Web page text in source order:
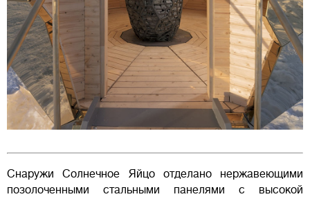
Снаружи Солнечное Яйцо отделано нержавеющими
позолоченными стальными панелями с высокой